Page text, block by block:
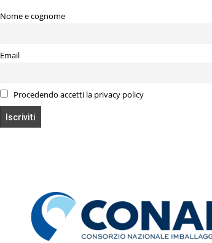
Nome e cognome
Email
Procedendo accetti la privacy policy